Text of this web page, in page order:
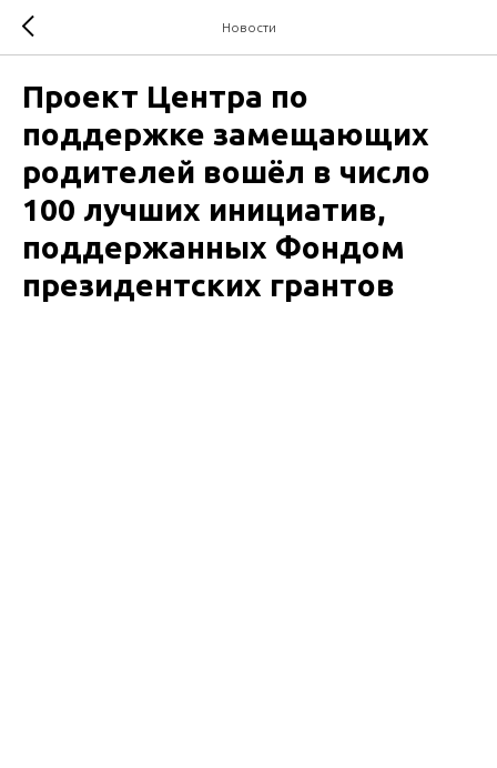
Новости
Проект Центра по
поддержке замещающих
родителей вошёл в число
100 лучших инициатив,
поддержанных Фондом
президентских грантов